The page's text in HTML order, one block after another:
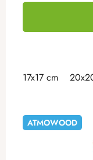
17x17 cm
ATMOWOOD